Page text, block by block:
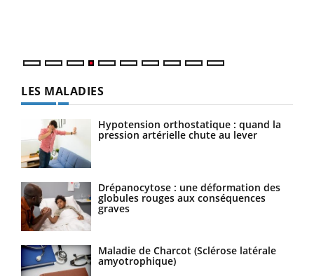
LES MALADIES
Hypotension orthostatique : quand la
pression artérielle chute au lever
Drépanocytose : une déformation des
globules rouges aux conséquences
graves
Maladie de Charcot (Sclérose latérale
amyotrophique)